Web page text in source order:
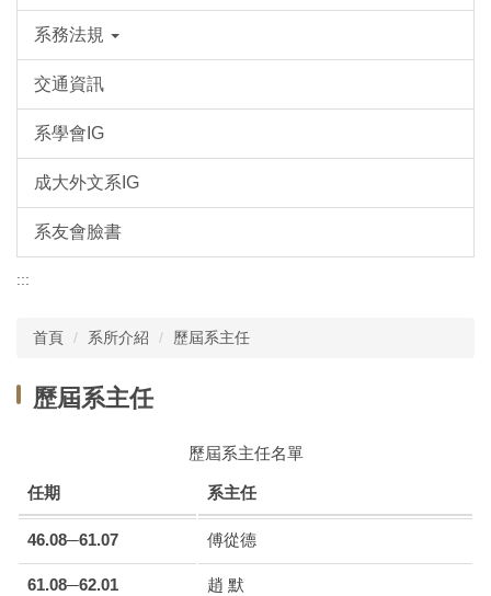
系務法規
交通資訊
系學會IG
成大外文系IG
系友會臉書
:::
首頁 系所介紹 歷屆系主任
歷屆系主任
歷屆系主任名單
任期 系主任
46.08─61.07 傅從德
61.08─62.01 趙 默